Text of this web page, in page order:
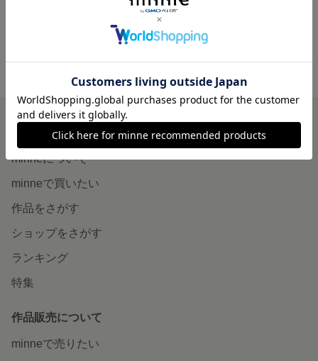
USAGI-INU'S GALLERY の作品一覧
minneを知る
minneについて
minneで買いたい
作品をさがす
ショップをさがす
ランキング
特集
作品販売について
minneで売りたい